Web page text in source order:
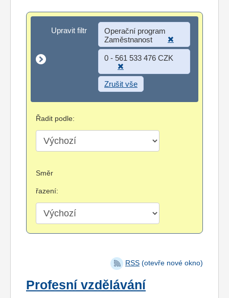
Upravit filtr
Upravit filtr
Operační program
Zaměstnanost
0 - 561 533 476 CZK
Zrušit vše
Řadit podle:
Směr
řazení:
RSS (otevře nové okno)
Profesní vzdělávání